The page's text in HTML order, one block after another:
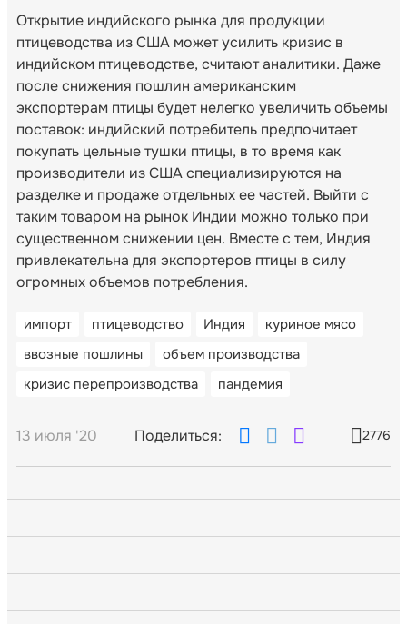
Открытие индийского рынка для продукции
птицеводства из США может усилить кризис в
индийском птицеводстве, считают аналитики. Даже
после снижения пошлин американским
экспортерам птицы будет нелегко увеличить объемы
поставок: индийский потребитель предпочитает
покупать цельные тушки птицы, в то время как
производители из США специализируются на
разделке и продаже отдельных ее частей. Выйти с
таким товаром на рынок Индии можно только при
существенном снижении цен. Вместе с тем, Индия
привлекательна для экспортеров птицы в силу
огромных объемов потребления.
импорт птицеводство Индия
куриное мясо
ввозные пошлины
объем производства
кризис перепроизводства
пандемия
13 июля '20 Поделиться: 2776